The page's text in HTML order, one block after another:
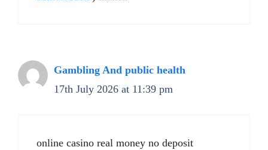
Gambling And public health
17th July 2026 at 11:39 pm
online casino real money no deposit